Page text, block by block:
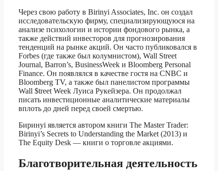
Через свою работу в Birinyi Associates, Inc. он создал
исследовательскую фирму, специализирующуюся на
анализе психологии и истории фондового рынка, а
также действий инвесторов для прогнозирования
тенденций на рынке акций. Он часто публиковался в
Forbes (где также был колумнистом), Wall Street
Journal, Barron’s, BusinessWeek и Bloomberg Personal
Finance. Он появлялся в качестве гостя на CNBC и
Bloomberg TV, а также был панелистом программы
Wall $treet Week Луиса Рукейзера. Он продолжал
писать инвестиционные аналитические материалы
вплоть до дней перед своей смертью.
Биринyi является автором книги The Master Trader:
Birinyi’s Secrets to Understanding the Market (2013) и
The Equity Desk — книги о торговле акциями.
Благотворительная деятельность